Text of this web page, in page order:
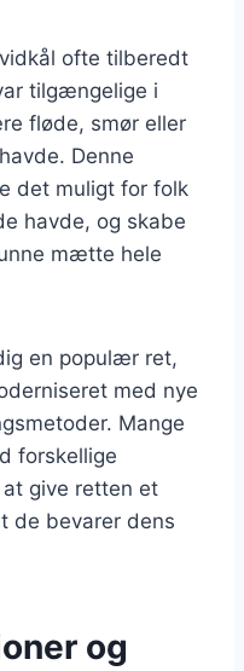
ofte tilberedt
tilgængelige i
fløde, smør eller
Denne
det muligt for folk
havde, og skabe
mætte hele
en populær ret,
med nye
Mange
forskellige
give retten et
de bevarer dens
og